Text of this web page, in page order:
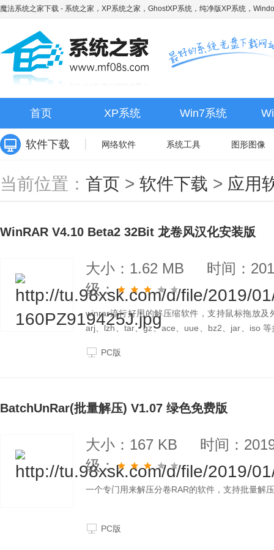
魔法系统之家下载 - 系统之家，XP系统之家，GhostXP系统，纯净版XP系统，
首页 XP系统 Win7系统
软件下载 网络软件 系统工具 图形图像
当前位置： 首页 > 软件下载 > 应用
WinRAR V4.10 Beta2 32Bit 龙卷风汉化安装版
大小：1.62 MB
时间：
级：
winrar流行好用的解压缩软件，支持鼠标拖放
arj、lzh、tar、gz、ace、uue、bz2、jar、iso
PC版
BatchUnRar(批量解压) V1.07 绿色免费版
大小：167 KB
时间：
级：
一个专门用来解压分卷RAR的软件，支持批量解
PC版